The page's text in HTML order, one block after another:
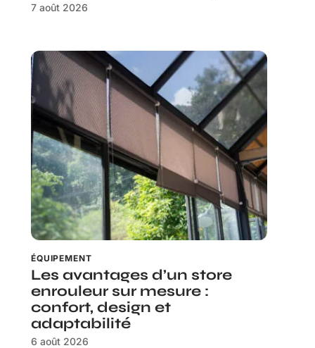
7 août 2026
ÉQUIPEMENT
Les avantages d’un store
enrouleur sur mesure :
confort, design et
adaptabilité
6 août 2026